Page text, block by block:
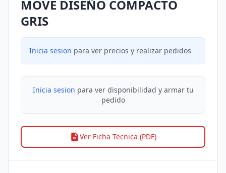
MOVE DISEÑO COMPACTO
GRIS
Inicia sesion para ver precios y realizar pedidos
Inicia sesion para ver disponibilidad y armar tu
pedido
Ver Ficha Tecnica (PDF)